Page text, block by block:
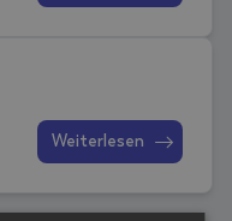
Weiterlesen